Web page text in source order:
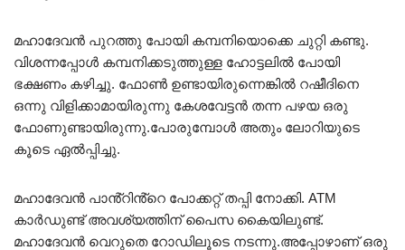
മഹാദേവൻ പുറത്തു പോയി കമ്പനിയൊക്കെ ചുറ്റി കണ്ടു.
വിശന്നപ്പോൾ കമ്പനിക്കടുത്തുള്ള ഹോട്ടലിൽ പോയി
ഭക്ഷണം കഴിച്ചു. ഫോൺ ഉണ്ടായിരുന്നെങ്കിൽ റഷീദിനെ
ഒന്നു വിളിക്കാമായിരുന്നു കേശവേട്ടൻ തന്ന പഴയ ഒരു
ഫോണുണ്ടായിരുന്നു.പോരുമ്പോൾ അതും ലോറിയുടെ
കൂടെ ഏൽപ്പിച്ചു.
മഹാദേവൻ പാൻ്റിൻ്റെ പോക്കറ്റ് തപ്പി നോക്കി. ATM
കാർഡുണ്ട് അവശ്യത്തിന് പൈസ കൈയിലുണ്ട്.
മഹാദേവൻ വെറുതെ റോഡിലൂടെ നടന്നു.അപ്പോഴാണ് ഒരു